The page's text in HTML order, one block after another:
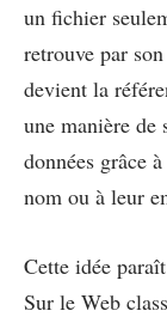
un fichier
retrouve par
devient la
une manière de
données grâce
nom ou à leur
Cette idée
Sur le Web